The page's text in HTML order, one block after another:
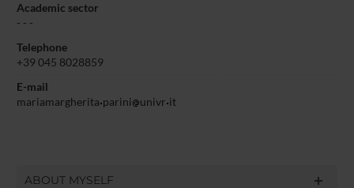
Academic sector
- - -
Telephone
+39 045 8028859
E-mail
mariamargherita parini univr it
ABOUT MYSELF